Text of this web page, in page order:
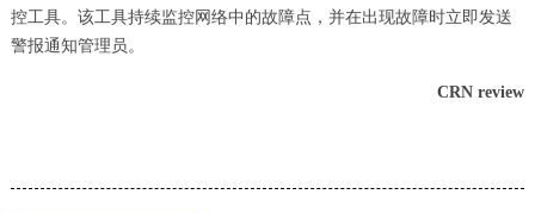
控工具。该工具持续监控网络中的故障点，并在出现故障时立即发送
警报通知管理员。
CRN review